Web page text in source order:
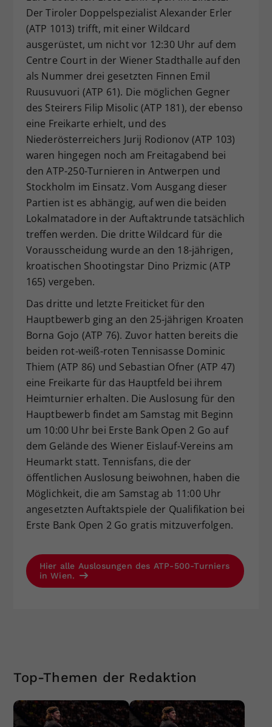
Der Tiroler Doppelspezialist Alexander Erler
(ATP 1013) trifft, mit einer Wildcard
ausgerüstet, um nicht vor 12:30 Uhr auf dem
Centre Court in der Wiener Stadthalle auf den
als Nummer drei gesetzten Finnen Emil
Ruusuvuori (ATP 61). Die möglichen Gegner
des Steirers Filip Misolic (ATP 181), der ebenso
eine Freikarte erhielt, und des
Niederösterreichers Jurij Rodionov (ATP 103)
waren hingegen noch am Freitagabend bei
den ATP-250-Turnieren in Antwerpen und
Stockholm im Einsatz. Vom Ausgang dieser
Partien ist es abhängig, auf wen die beiden
Lokalmatadore in der Auftaktrunde tatsächlich
treffen werden. Die dritte Wildcard für die
Vorausscheidung wurde an den 18-jährigen,
kroatischen Shootingstar Dino Prizmic (ATP
165) vergeben.
Das dritte und letzte Freiticket für den
Hauptbewerb ging an den 25-jährigen Kroaten
Borna Gojo (ATP 76). Zuvor hatten bereits die
beiden rot-weiß-roten Tennisasse Dominic
Thiem (ATP 86) und Sebastian Ofner (ATP 47)
eine Freikarte für das Hauptfeld bei ihrem
Heimturnier erhalten. Die Auslosung für den
Hauptbewerb findet am Samstag mit Beginn
um 10:00 Uhr bei Erste Bank Open 2 Go auf
dem Gelände des Wiener Eislauf-Vereins am
Heumarkt statt. Tennisfans, die der
öffentlichen Auslosung beiwohnen, haben die
Möglichkeit, die am Samstag ab 11:00 Uhr
angesetzten Auftaktspiele der Qualifikation bei
Erste Bank Open 2 Go gratis mitzuverfolgen.
Hier alle Auslosungen des ATP-500-Turniers
in Wien.
Top-Themen der Redaktion
Zweck
Dieser Wert speichert Ihre Consent-
Einstellungen. Unter anderem eine
zufällig generierte ID, für die
historische Speicherung Ihrer
Webseiten-Betreiber dies eingestellt
hat.